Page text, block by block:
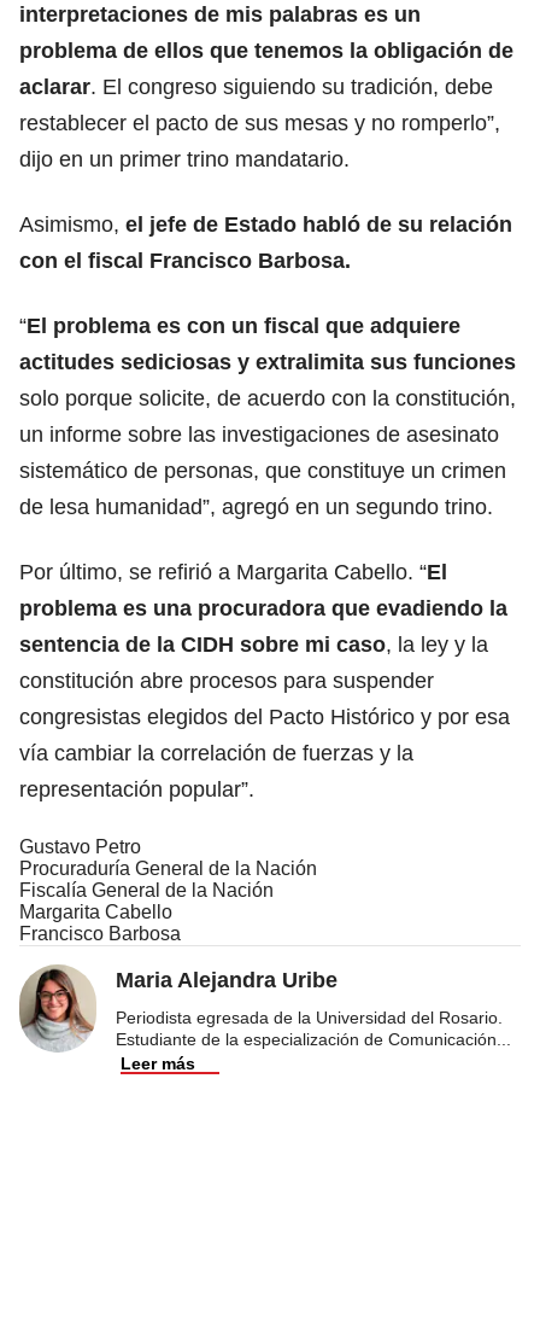
interpretaciones de mis palabras es un
problema de ellos que tenemos la obligación de
aclarar. El congreso siguiendo su tradición, debe
restablecer el pacto de sus mesas y no romperlo”,
dijo en un primer trino mandatario.
Asimismo, el jefe de Estado habló de su relación
con el fiscal Francisco Barbosa.
“El problema es con un fiscal que adquiere
actitudes sediciosas y extralimita sus funciones
solo porque solicite, de acuerdo con la constitución,
un informe sobre las investigaciones de asesinato
sistemático de personas, que constituye un crimen
de lesa humanidad”, agregó en un segundo trino.
Por último, se refirió a Margarita Cabello. “El
problema es una procuradora que evadiendo la
sentencia de la CIDH sobre mi caso, la ley y la
constitución abre procesos para suspender
congresistas elegidos del Pacto Histórico y por esa
vía cambiar la correlación de fuerzas y la
representación popular”.
Gustavo Petro
Procuraduría General de la Nación
Fiscalía General de la Nación
Margarita Cabello
Francisco Barbosa
Maria Alejandra Uribe
Periodista egresada de la Universidad del Rosario.
Estudiante de la especialización de Comunicación
Leer más